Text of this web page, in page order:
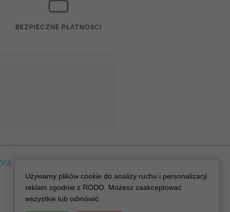
BEZPIECZNE PŁATNOŚCI
Używamy plików cookie do analizy ruchu i personalizacji
reklam zgodnie z RODO. Możesz zaakceptować
wszystkie lub odmówić.